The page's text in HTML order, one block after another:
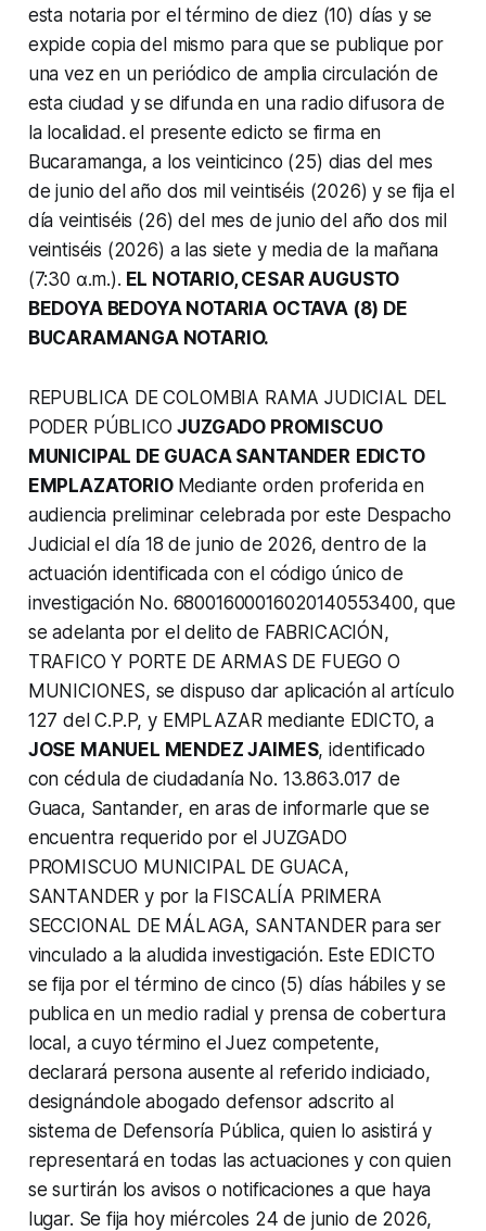
esta notaria por el término de diez (10) días y se
expide copia del mismo para que se publique por
una vez en un periódico de amplia circulación de
esta ciudad y se difunda en una radio difusora de
la localidad. el presente edicto se firma en
Bucaramanga, a los veinticinco (25) dias del mes
de junio del año dos mil veintiséis (2026) y se fija el
día veintiséis (26) del mes de junio del año dos mil
veintiséis (2026) a las siete y media de la mañana
(7:30 α.m.). EL NOTARIO, CESAR AUGUSTO
BEDOYA BEDOYA NOTARIA OCTAVA (8) DE
BUCARAMANGA NOTARIO.
REPUBLICA DE COLOMBIA RAMA JUDICIAL DEL
PODER PÚBLICOJUZGADO PROMISCUO
MUNICIPAL DE GUACA SANTANDER EDICTO
EMPLAZATORIO Mediante orden proferida en
audiencia preliminar celebrada por este Despacho
Judicial el día 18 de junio de 2026, dentro de la
actuación identificada con el código único de
investigación No. 68001600016020140553400, que
se adelanta por el delito de FABRICACIÓN,
TRAFICO Y PORTE DE ARMAS DE FUEGO O
MUNICIONES, se dispuso dar aplicación al artículo
127 del C.P.P, y EMPLAZAR mediante EDICTO, a
JOSE MANUEL MENDEZ JAIMES, identificado
con cédula de ciudadanía No. 13.863.017 de
Guaca, Santander, en aras de informarle que se
encuentra requerido por el JUZGADO
PROMISCUO MUNICIPAL DE GUACA,
SANTANDER y por la FISCALÍA PRIMERA
SECCIONAL DE MÁLAGA, SANTANDER para ser
vinculado a la aludida investigación. Este EDICTO
se fija por el término de cinco (5) días hábiles y se
publica en un medio radial y prensa de cobertura
local, a cuyo término el Juez competente,
declarará persona ausente al referido indiciado,
designándole abogado defensor adscrito al
sistema de Defensoría Pública, quien lo asistirá y
representará en todas las actuaciones y con quien
se surtirán los avisos o notificaciones a que haya
lugar. Se fija hoy miércoles 24 de junio de 2026,